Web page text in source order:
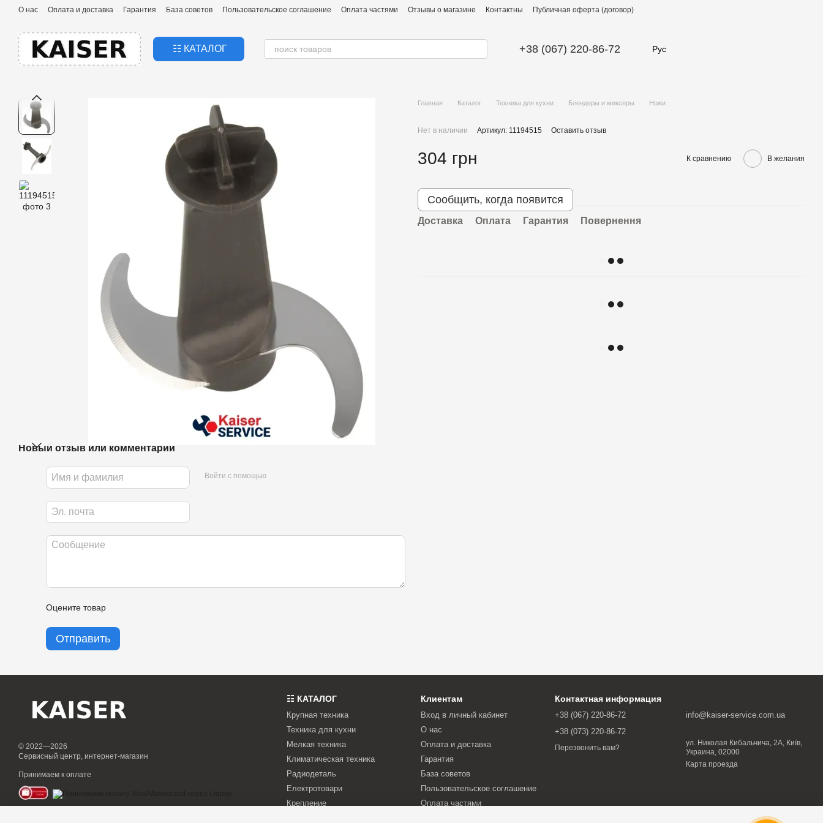
Перейти к основному контенту
О нас Оплата и доставка Гарантия База советов Пользовательское соглашение Оплата частями Отзывы о магазине Контактны Публичная оферта (договор)
☷ КАТАЛОГ +38 (067) 220-86-72 Рус
Новый отзыв или комментарий
Войти с помощью
Оцените товар
Отправить
Главная Каталог Техника для кухни Блендеры и миксеры Ножи
Нет в наличии Артикул: 11194515 Оставить отзыв
304 грн К сравнению В желания
Сообщить, когда появится
Доставка Оплата Гарантия Повернення
© 2022—2026
Сервисный центр, интернет-магазин
Принимаем к оплате
☷ КАТАЛОГ
Крупная техника
Техника для кухни
Мелкая техника
Климатическая техника
Радиодеталь
Електротовари
Крепление
Клиентам
Вход в личный кабинет
О нас
Оплата и доставка
Гарантия
База советов
Пользовательское соглашение
Оплата частями
Контактная информация
+38 (067) 220-86-72
+38 (073) 220-86-72
Перезвонить вам?
info@kaiser-service.com.ua
ул. Николая Кибальчича, 2А, Київ,
Украина, 02000
Карта проезда